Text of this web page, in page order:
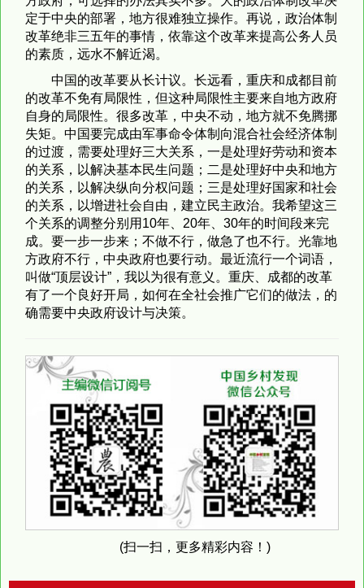
定于中央的部署，地方很难独立操作。再说，政治体制
改革绝非三五年的事情，依靠这个改革来提高公务人员
的素质，远水不解近渴。
中国的改革要从长计议。长远看，重庆和成都目前
的改革不免有局限性，但这种局限性主要来自地方政府
自身的局限性。很多改革，中央不动，地方就不免腾挪
失矩。中国要完成由军事命令体制向混合社会经济体制
的过渡，需要处理好三大关系，一是处理好劳动和资本
的关系，以解决基本民生问题；二是处理好中央和地方
的关系，以解决纵向分权问题；三是处理好国家和社会
的关系，以增进社会自由，建立民主政治。我希望这三
个关系的调整分别用10年、20年、30年的时间段来完
成。要一步一步来；不做不行，做急了也不行。光靠地
方政府不行，中央政府也要行动。最近流行一个词语，
叫做“顶层设计”，我以为很有意义。重庆、成都的改革
有了一个良好开局，如何在全社会推广它们的做法，的
确需要中央政府设计与决策。
(扫一扫，更多精彩内容！)